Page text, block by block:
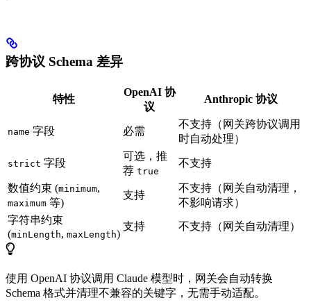
跨协议 Schema 差异
特性
OpenAI 协
议
Anthropic 协议
name 字段 必需
不支持（网关跨协议调用
时自动处理）
strict 字段
可选，推
荐 true
不支持
数值约束 (minimum,
maximum 等)
支持
不支持（网关自动清理，
不影响请求）
字符串约束
(minLength, maxLength)
支持 不支持（网关自动清理）
使用 OpenAI 协议调用 Claude 模型时，网关会自动转换
Schema 格式并清理不兼容的关键字，无需手动适配。